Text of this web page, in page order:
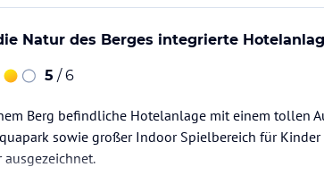
Natur des Berges integrierte
5 / 6
Berg befindliche Hotelanlage mit einem tollen
sowie großer Indoor Spielbereich für
ausgezeichnet.